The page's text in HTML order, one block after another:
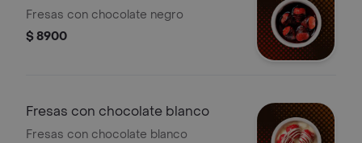
Fresas con chocolate negro
$ 8900
Fresas con chocolate blanco
Fresas con chocolate blanco